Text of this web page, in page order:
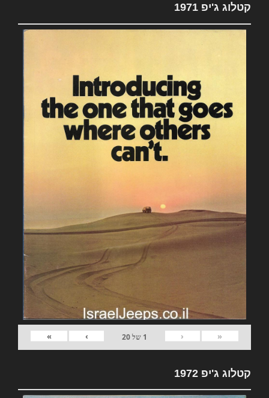
קטלוג ג'יפ 1971
«
‹
1 של20
›
»
קטלוג ג'יפ 1972